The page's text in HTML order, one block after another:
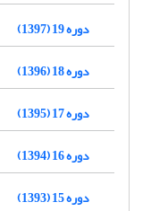
دوره 19 (1397)
دوره 18 (1396)
دوره 17 (1395)
دوره 16 (1394)
دوره 15 (1393)